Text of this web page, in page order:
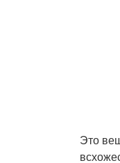
Это